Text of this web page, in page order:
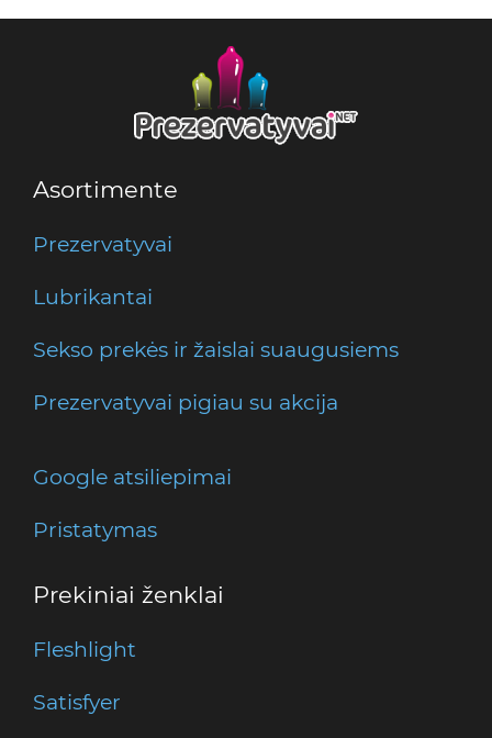
Asortimente
Prezervatyvai
Lubrikantai
Sekso prekės ir žaislai suaugusiems
Prezervatyvai pigiau su akcija
Google atsiliepimai
Pristatymas
Prekiniai ženklai
Fleshlight
Satisfyer